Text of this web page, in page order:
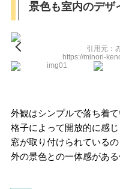
景色も室内のデザ
引用元：
https://minori-
外観はシンプルで落ち着
格子によって開放的に感
窓が取り付けられているの
外の景色との一体感がある